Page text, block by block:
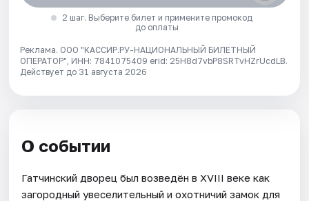
2 шаг. Выберите билет и примените промокод
до оплаты
Реклама. ООО "КАССИР.РУ-НАЦИОНАЛЬНЫЙ БИЛЕТНЫЙ
ОПЕРАТОР", ИНН: 7841075409 erid: 25H8d7vbP8SRTvHZrUcdLB.
Действует до 31 августа 2026
О событии
Гатчинский дворец был возведён в XVIII веке как
загородный увеселительный и охотничий замок для